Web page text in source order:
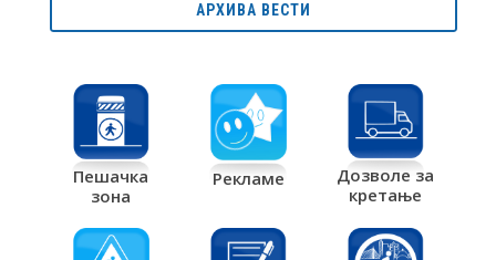
АРХИВА ВЕСТИ
Пешачка
зона
Рекламе
Дозволе за
кретање